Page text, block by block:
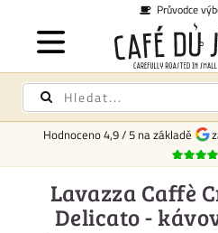
Průvodce výběrem kávy
Hodnoceno4,9/5 na základě
Lavazza Caffè
Delicato -